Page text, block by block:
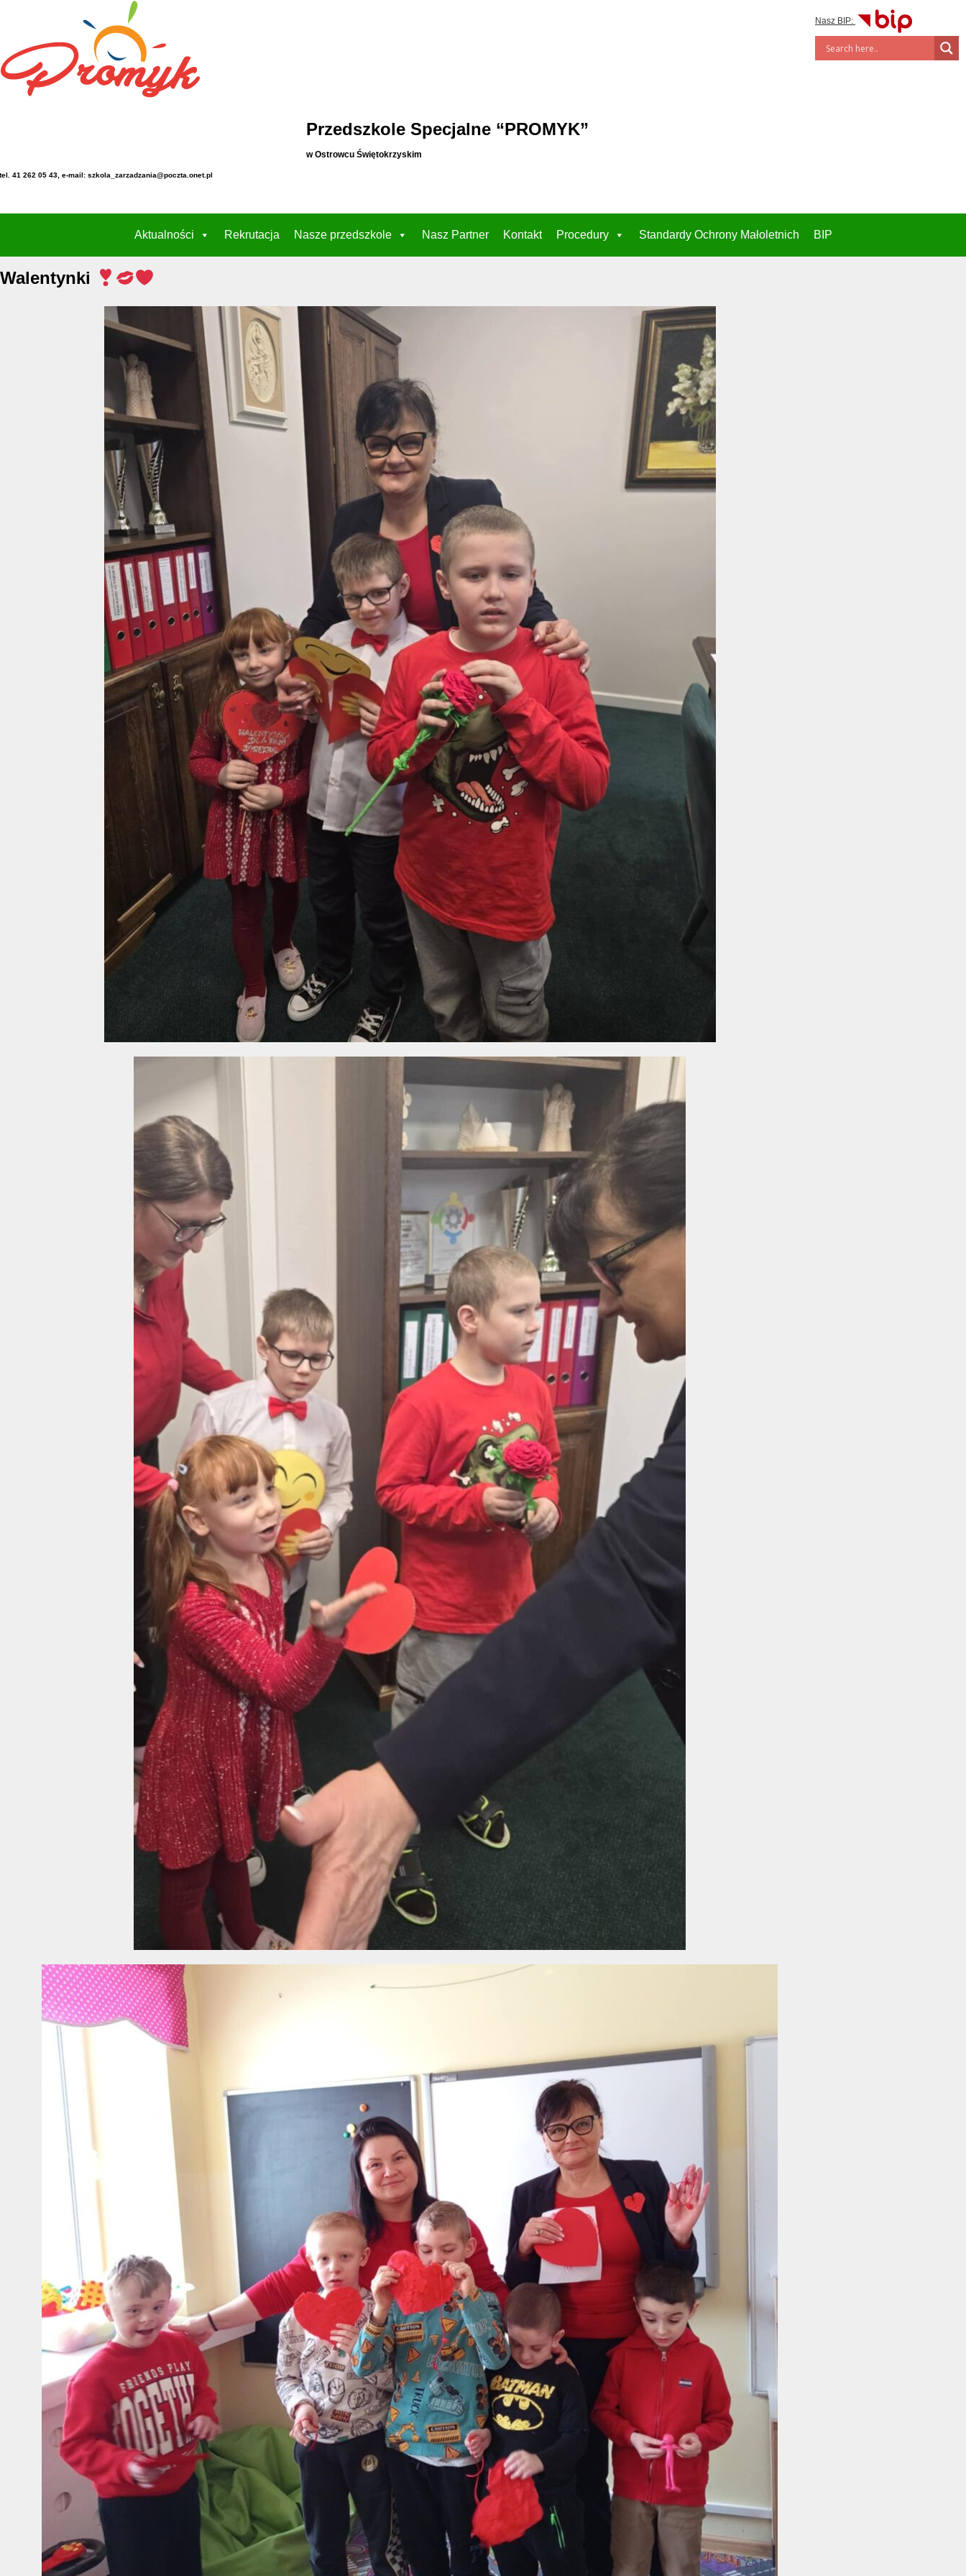
Przedszkole Specjalne “PROMYK”
w Ostrowcu Świętokrzyskim
41 262 05 43, e-mail: szkola_zarzadzania@poczta.onet.pl
Nasz BIP:
Aktualności Rekrutacja Nasze przedszkole Nasz Partner Kontakt Procedury Standardy Ochrony Małoletnich BIP
Walentynki